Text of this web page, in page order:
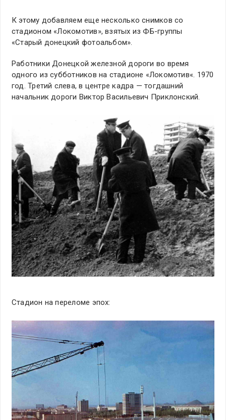
К этому добавляем еще несколько снимков со
стадионом «Локомотив», взятых из ФБ-группы
«Старый донецкий фотоальбом».
Работники Донецкой железной дороги во время
одного из субботников на стадионе «Локомотив«. 1970
год. Третий слева, в центре кадра — тогдашний
начальник дороги Виктор Васильевич Приклонский.
Стадион на переломе эпох: